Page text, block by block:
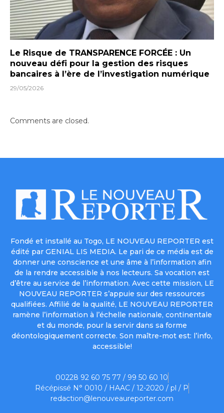
Le Risque de TRANSPARENCE FORCÉE : Un
nouveau défi pour la gestion des risques
bancaires à l’ère de l’investigation numérique
29/05/2026
Comments are closed.
Fondé et installé au Togo, LE NOUVEAU REPORTER est
édité par GENIAL LIS MEDIA. Le pari de ce média est de
donner une conscience et une âme à l’information afin
de la rendre accessible à nos lecteurs. Sa vocation est
d’être au service de l’information. Avec cette mission, LE
NOUVEAU REPORTER s’appuie sur des ressources
qualifiées. Affilié de la qualité, LE NOUVEAU REPORTER
ramène l’information à l’échelle nationale, continentale
et du monde, pour la servir dans sa forme
déontologiquement correcte. Son maître-mot est: l’info,
accessible!
00228 92 60 75 77 / 99 50 60 10
Récépissé N° 0010 / HAAC / 12-2020 / pl / P
redaction@lenouveaureporter.com